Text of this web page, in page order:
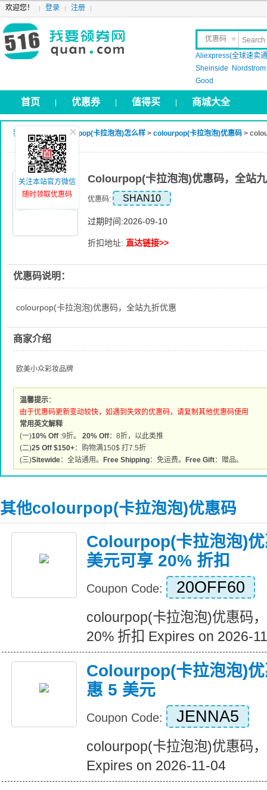
欢迎您！ 登录 注册
优惠码
晒 单
Aliexpress(全球速卖
Sheinside
Good
首页 优惠券 值得买 商城大全
我要领券网 >colourpop(卡拉泡泡)怎么样 > colourpop(卡拉泡泡)优惠码 >
Colourpop(卡拉泡泡)优惠码，全站
优惠码: SHAN10
过期时间:2026-09-10
折扣地址: 直达链接>>
优惠码说明：
colourpop(卡拉泡泡)优惠码，全站九折优惠
商家介绍
欧美小众彩妆品牌
温馨提示：
由于优惠码更新变动较快，如遇到失效的优惠码，请复制其他优惠码使用
常用英文解释
(一)10% Off :9折。 20% Off：8折，以此类推
(二)25 Off $150+：购物满150$ 打7.5折
(三)Sitewide：全站通用。 Free Shipping：免运费。 Free Gift：赠品。
其他colourpop(卡拉泡泡)优惠码
Colourpop(卡拉泡泡)
美元可享 20% 折扣
Coupon Code: 20OFF60
colourpop(卡拉泡泡)优惠码
20% 折扣 Expires on 2026-
Colourpop(卡拉泡泡)
惠 5 美元
Coupon Code: JENNA5
colourpop(卡拉泡泡)优惠码
Expires on 2026-11-04
关注本站官方微信
随时领取优惠码